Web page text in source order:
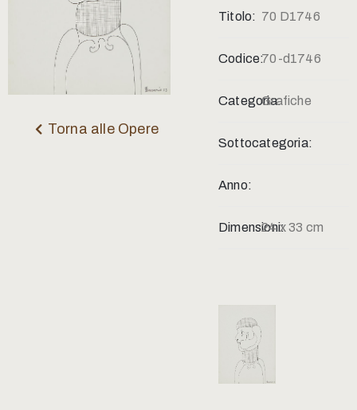
Torna alle Opere
Titolo: 70 D1746
Codice:70-d1746
Categoria:Grafiche
Sottocategoria:
Anno:
Dimensioni:24 x 33 cm